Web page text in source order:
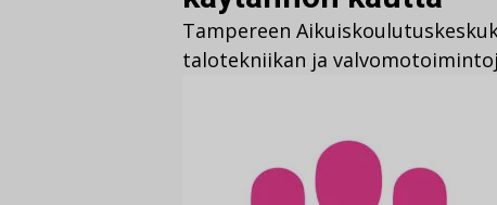
Tampereen
talotekniikan ja